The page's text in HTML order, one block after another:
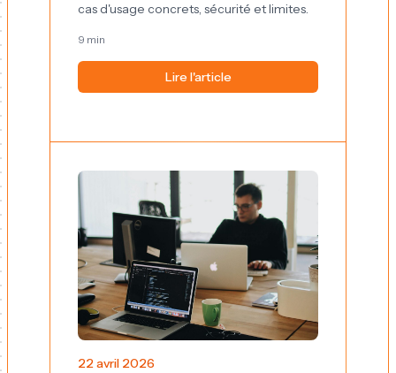
cas d'usage concrets, sécurité et limites.
9 min
Lire l'article
22 avril 2026